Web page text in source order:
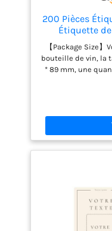
200 Pièces
Étiquette
Bouteille Vin,
pour Bouteille
【Package Size
bouteille de vin, la
* 89 mm, une
deux côtés et
vins et des
qualité】Les
fabriquées
lisse, solide,
décolorer,
l'étiquettes de
avec des pages
avez assez
que vous voulez,